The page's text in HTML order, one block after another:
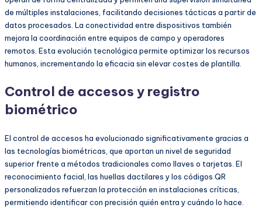
de múltiples instalaciones, facilitando decisiones tácticas a partir de
datos procesados. La conectividad entre dispositivos también
mejora la coordinación entre equipos de campo y operadores
remotos. Esta evolución tecnológica permite optimizar los recursos
humanos, incrementando la eficacia sin elevar costes de plantilla.
Control de accesos y registro
biométrico
El control de accesos ha evolucionado significativamente gracias a
las tecnologías biométricas, que aportan un nivel de seguridad
superior frente a métodos tradicionales como llaves o tarjetas. El
reconocimiento facial, las huellas dactilares y los códigos QR
personalizados refuerzan la protección en instalaciones críticas,
permitiendo identificar con precisión quién entra y cuándo lo hace.